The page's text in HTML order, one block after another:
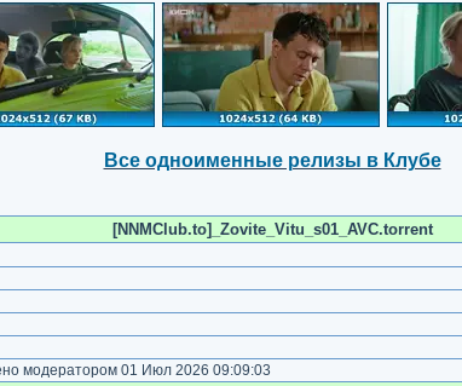
Все одноименные релизы в Клубе
[NNMClub.to]_Zovite_Vitu_s01_AVC.torrent
модератором 01 Июл 2026 09:09:03